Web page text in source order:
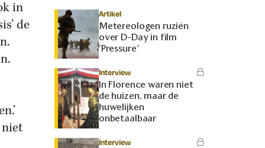
in
de
niet
Artikel
Metereologen ruziën
over D-Day in film
‘Pressure’
Interview
In Florence waren niet
de huizen, maar de
huwelijken
onbetaalbaar
Interview